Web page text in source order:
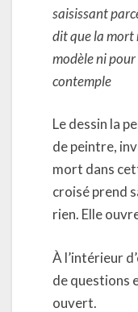
saisissant
dit que la mort
modèle ni
contemple
Le dessin la
de peintre,
mort dans
croisé prend
rien. Elle
À l’intérieur
de questions
ouvert.